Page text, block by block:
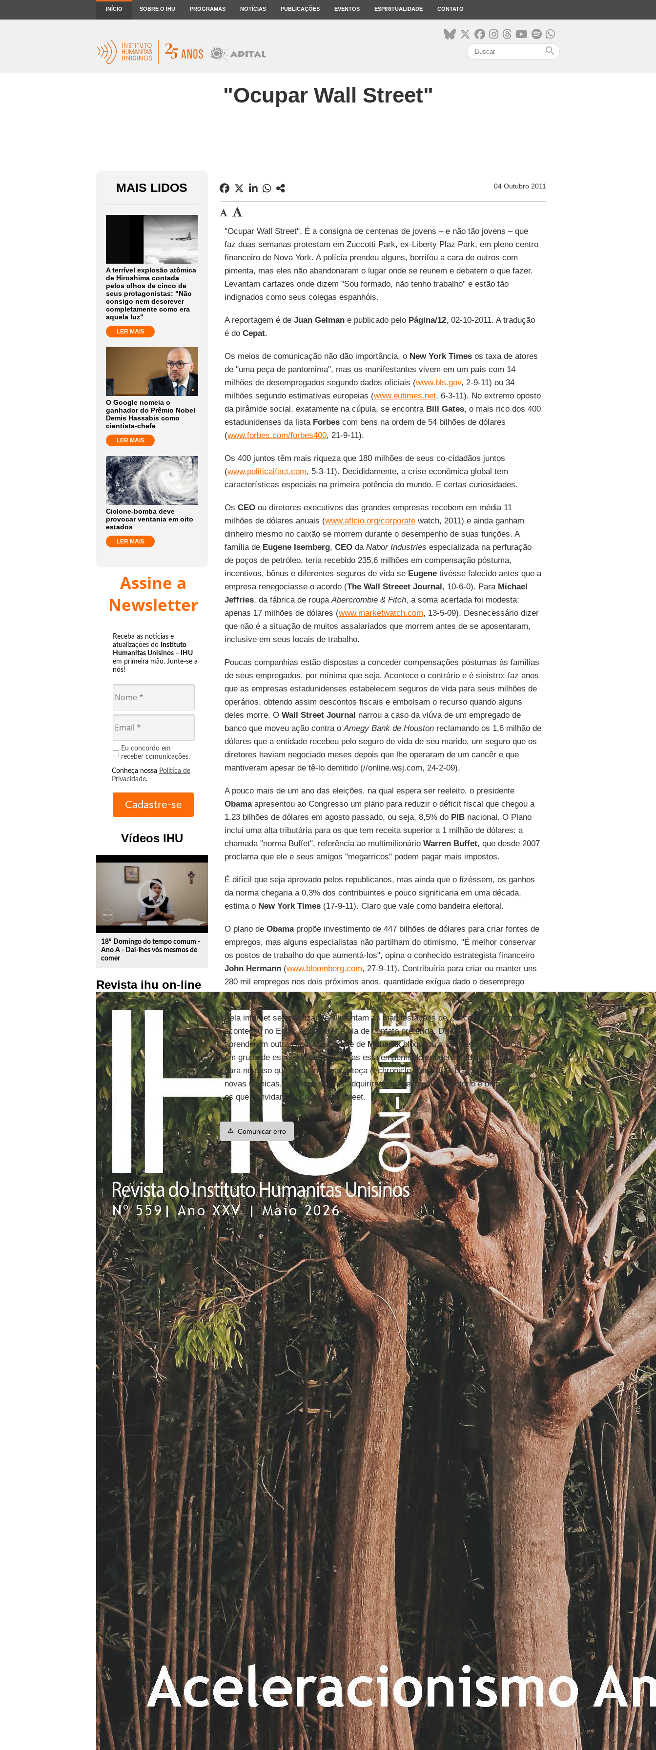
INÍCIO SOBRE O IHU PROGRAMAS NOTÍCIAS PUBLICAÇÕES EVENTOS ESPIRITUALIDADE CONTATO
search
"Ocupar Wall Street"
MAIS LIDOS
A terrível explosão atômica
de Hiroshima contada
pelos olhos de cinco de
seus protagonistas: "Não
consigo nem descrever
completamente como era
aquela luz"
LER MAIS
O Google nomeia o
ganhador do Prêmio Nobel
Demis Hassabis como
cientista-chefe
LER MAIS
Ciclone-bomba deve
provocar ventania em oito
estados
LER MAIS
Assine a
Newsletter
Receba as notícias e
atualizações do Instituto
Humanitas Unisinos – IHU
em primeira mão. Junte-se a
nós!
Eu concordo em
receber comunicações.
Conheça nossa Política de
Privacidade.
Vídeos IHU
play_circle_outline
18º Domingo do tempo comum -
Ano A - Dai-lhes vós mesmos de
comer
Revista ihu on-line
04 Outubro 2011
"Ocupar Wall Street". É a consigna de centenas de jovens – e não tão jovens – que
faz duas semanas protestam em Zuccotti Park, ex-LibertyPlaz Park, em pleno centro
financeiro de Nova York. A polícia prendeu alguns, borrifou a cara de outros com
pimenta, mas eles não abandonaram o lugar onde se reunem e debatem o que fazer.
Levantam cartazes onde dizem "Sou formado, não tenho trabalho" e estão tão
indignados como seus colegas espanhóis.
A reportagem é de Juan Gelmane publicado pelo Página/12, 02-10-2011. A tradução
é do Cepat.
Os meios de comunicação não dão importância, o New York Timesos taxa de atores
de "uma peça de pantomima", mas os manifestantes vivem em um país com 14
milhões de desempregados segundo dados oficiais (www.bls.gov, 2-9-11) ou 34
milhões segundo estimativas europeias (www.eutimes.net, 6-3-11). No extremo oposto
da pirâmide social, exatamente na cúpula, se encontra Bill Gates, o mais rico dos 400
estadunidenses da lista Forbescom bens na ordem de 54 bilhões de dólares
(www.forbes.com/forbes400, 21-9-11).
Os 400 juntos têm mais riqueza que 180 milhões de seus co-cidadãos juntos
(www.politicalfact.com, 5-3-11). Decididamente, a crise econômica global tem
características especiais na primeira potência do mundo. E certas curiosidades.
Os CEOou diretores executivos das grandes empresas recebem em média 11
milhões de dólares anuais (www.aflcio.org/corporatewatch, 2011) e ainda ganham
dinheiro mesmo no caixão se morrem durante o desempenho de suas funções. A
família de Eugene Isemberg, CEOda Nabor Industries especializada na perfuração
de poços de petróleo, teria recebido 235,6 milhões em compensação póstuma,
incentivos, bônus e diferentes seguros de vida se Eugenetivésse falecido antes que a
empresa renegociasse o acordo (The Wall Streeet Journal, 10-6-0). Para Michael
Jeffries, da fábrica de roupaAbercrombie & Fitch, a soma acertada foi modesta:
apenas 17 milhões de dólares (www.marketwatch.com, 13-5-09). Desnecessário dizer
que não é a situação de muitos assalariados que morrem antes de se aposentaram,
inclusive em seus locais de trabalho.
Poucas companhias estão dispostas a conceder compensações póstumas às famílias
de seus empregados, por mínima que seja. Acontece o contrário e é sinistro: faz anos
que as empresas estadunidenses estabelecem seguros de vida para seus milhões de
operários, obtendo assim descontos fiscais e embolsam o recurso quando alguns
deles morre. O Wall Street Journal narrou a caso da viúva de um empregado de
banco que moveu ação contra oAmegy Bank de Houstonreclamando os 1,6 milhão de
dólares que a entidade recebeu pelo seguro de vida de seu marido, um seguro que os
diretores haviam negociado meses depois que lhe operaram de um cancêr e que
mantiveram apesar de tê-lo demitido (//online.wsj.com, 24-2-09).
A pouco mais de um ano das eleições, na qual espera ser reeleito, o presidente
Obamaapresentou ao Congresso um plano para reduzir o déficit fiscal que chegou a
1,23 bilhões de dólares em agosto passado, ou seja, 8,5% do PIBnacional. O Plano
inclui uma alta tributária para os que tem receita superior a 1 milhão de dólares: a
chamada "norma Buffet", referência ao multimilionário Warren Buffet, que desde 2007
proclama que ele e seus amigos "megarricos" podem pagar mais impostos.
É difícil que seja aprovado pelos republicanos, mas ainda que o fizéssem, os ganhos
da norma chegaria a 0,3% dos contribuintes e pouco significaria em uma década,
estima o New York Times(17-9-11). Claro que vale como bandeira eleitoral.
O plano de Obamapropõe investimento de 447 bilhões de dólares para criar fontes de
empregos, mas alguns especialistas não partilham do otimismo. "É melhor conservar
os postos de trabalho do que aumentá-los", opina o conhecido estrategista financeiro
John Hermann(www.bloomberg.com, 27-9-11). Contribuíria para criar ou manter uns
280 mil empregos nos dois próximos anos, quantidade exígua dado o desemprego
imperante.
Pela internet se organizam e alimentam as manifestações de Zuccotti Park, como
aconteceu no Egito, é otwittera via de contato preferida. Da revolução egípcia
aprenderam outras lições: o regime de Mubarakbloqueou a internet com eficácia e
um grupo de especialistas e ativistas está empenhado em gerar redes alternativas
para no caso que algo similar aconteça (//chronicle.com, 18-9-11). Com a ajuda das
novas técnicas, as redes sociais adquiriram um peso político notório e bem o sabem
os que convidam a ocupar Wall Street.
⚠️ Comunicar erro